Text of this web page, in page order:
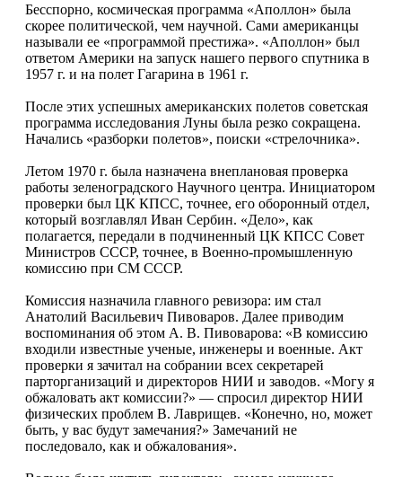
Бесспорно, космическая программа «Аполлон» была
скорее политической, чем научной. Сами американцы
называли ее «программой престижа». «Аполлон» был
ответом Америки на запуск нашего первого спутника в
1957 г. и на полет Гагарина в 1961 г.
После этих успешных американских полетов советская
программа исследования Луны была резко сокращена.
Начались «разборки полетов», поиски «стрелочника».
Летом 1970 г. была назначена внеплановая проверка
работы зеленоградского Научного центра. Инициатором
проверки был ЦК КПСС, точнее, его оборонный отдел,
который возглавлял Иван Сербин. «Дело», как
полагается, передали в подчиненный ЦК КПСС Совет
Министров СССР, точнее, в Военно-промышленную
комиссию при СМ СССР.
Комиссия назначила главного ревизора: им стал
Анатолий Васильевич Пивоваров. Далее приводим
воспоминания об этом А. В. Пивоварова: «В комиссию
входили известные ученые, инженеры и военные. Акт
проверки я зачитал на собрании всех секретарей
парторганизаций и директоров НИИ и заводов. «Могу я
обжаловать акт комиссии?» — спросил директор НИИ
физических проблем В. Лаврищев. «Конечно, но, может
быть, у вас будут замечания?» Замечаний не
последовало, как и обжалования».